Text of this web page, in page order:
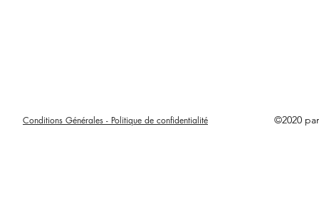
Conditions Générales - Politique de confidentialité ©2020